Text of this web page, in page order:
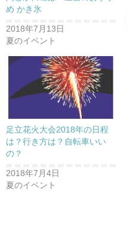
め かき氷
2018年7月13日
夏のイベント
足立花火大会2018年の日程
は？行き方は？自転車いい
の？
2018年7月4日
夏のイベント